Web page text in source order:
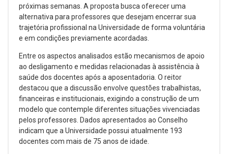
próximas semanas. A proposta busca oferecer uma
alternativa para professores que desejam encerrar sua
trajetória profissional na Universidade de forma voluntária
e em condições previamente acordadas.
Entre os aspectos analisados estão mecanismos de apoio
ao desligamento e medidas relacionadas à assistência à
saúde dos docentes após a aposentadoria. O reitor
destacou que a discussão envolve questões trabalhistas,
financeiras e institucionais, exigindo a construção de um
modelo que contemple diferentes situações vivenciadas
pelos professores. Dados apresentados ao Conselho
indicam que a Universidade possui atualmente 193
docentes com mais de 75 anos de idade.